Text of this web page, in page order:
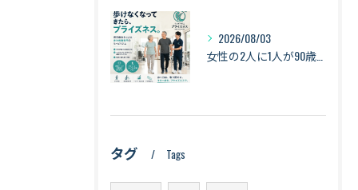
2026/08/03
タグ Tags